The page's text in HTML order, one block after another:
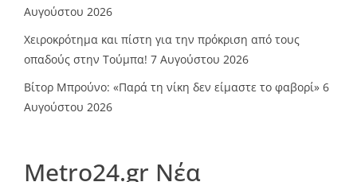
Αυγούστου 2026
Χειροκρότημα και πίστη για την πρόκριση από τους
οπαδούς στην Τούμπα! 7 Αυγούστου 2026
Βίτορ Μπρούνο: «Παρά τη νίκη δεν είμαστε το φαβορί» 6
Αυγούστου 2026
Metro24.gr Νέα